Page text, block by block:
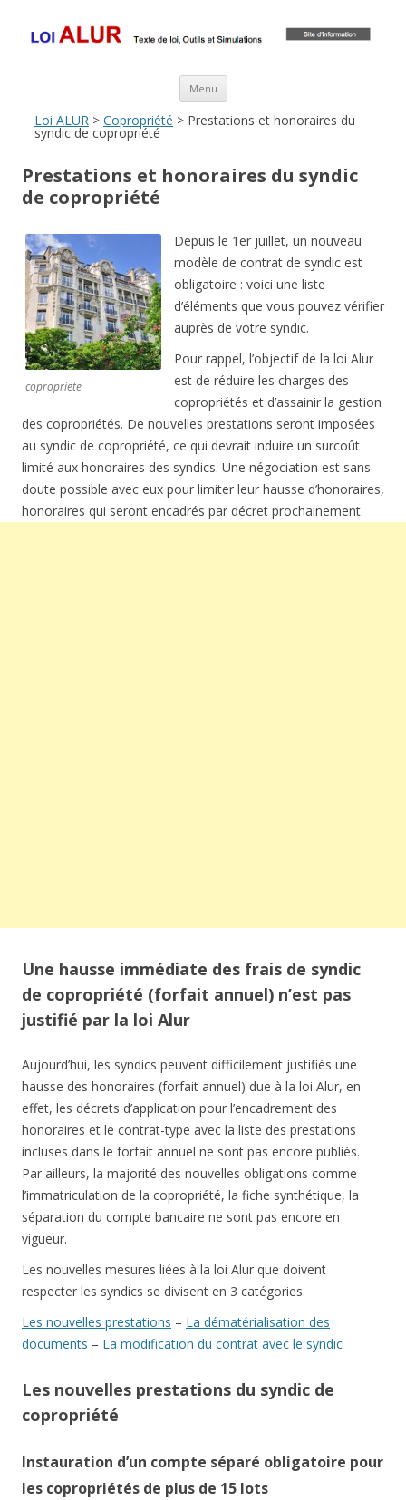
Loi ALUR
ALUR
Menu Aller au contenu principal
Loi ALUR > Copropriété > Prestations et honoraires du
syndic de copropriété
Prestations et honoraires du syndic
de copropriété
copropriete
Depuis le 1er juillet, un nouveau
modèle de contrat de syndic est
obligatoire : voici une liste
d’éléments que vous pouvez vérifier
auprès de votre syndic.
Pour rappel, l’objectif de la loi Alur
est de réduire les charges des
copropriétés et d’assainir la gestion
des copropriétés. De nouvelles prestations seront imposées
au syndic de copropriété, ce qui devrait induire un surcoût
limité aux honoraires des syndics. Une négociation est sans
doute possible avec eux pour limiter leur hausse d’honoraires,
honoraires qui seront encadrés par décret prochainement.
Une hausse immédiate des frais de syndic
de copropriété (forfait annuel) n’est pas
justifié par la loi Alur
Aujourd’hui, les syndics peuvent difficilement justifiés une
hausse des honoraires (forfait annuel) due à la loi Alur, en
effet, les décrets d’application pour l’encadrement des
honoraires et le contrat-type avec la liste des prestations
incluses dans le forfait annuel ne sont pas encore publiés.
Par ailleurs, la majorité des nouvelles obligations comme
l’immatriculation de la copropriété, la fiche synthétique, la
séparation du compte bancaire ne sont pas encore en
vigueur.
Les nouvelles mesures liées à la loi Alur que doivent
respecter les syndics se divisent en 3 catégories.
Les nouvelles prestations – La dématérialisation des
documents – La modification du contrat avec le syndic
Les nouvelles prestations du syndic de
copropriété
Instauration d’un compte séparé obligatoire pour
les copropriétés de plus de 15 lots